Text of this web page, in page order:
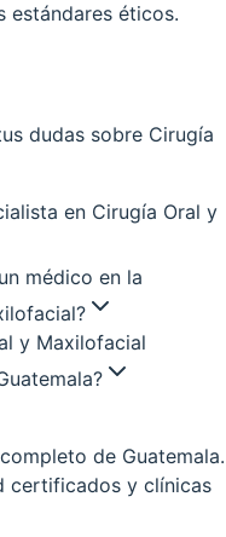
estándares éticos.
dudas sobre Cirugía
en Cirugía Oral y
médico en la
y Maxilofacial
de Guatemala.
certificados y clínicas